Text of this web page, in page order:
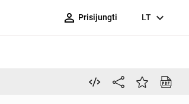
person_outline Prisijungti LT expand_more